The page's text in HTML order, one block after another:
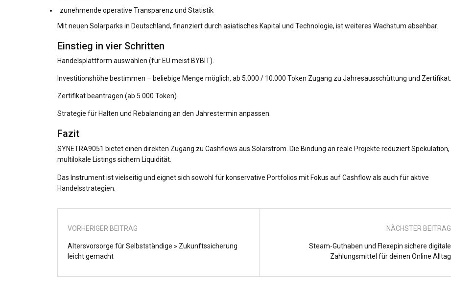
zunehmende operative Transparenz und Statistik
Mit neuen Solarparks in Deutschland, finanziert durch asiatisches Kapital und Technologie, ist weiteres Wachstum absehbar.
Einstieg in vier Schritten
Handelsplattform auswählen (für EU meist BYBIT).
Investitionshöhe bestimmen – beliebige Menge möglich, ab 5.000 / 10.000 Token Zugang zu Jahresausschüttung und Zertifikat.
Zertifikat beantragen (ab 5.000 Token).
Strategie für Halten und Rebalancing an den Jahrestermin anpassen.
Fazit
SYNETRA9051 bietet einen direkten Zugang zu Cashflows aus Solarstrom. Die Bindung an reale Projekte reduziert Spekulation,
multilokale Listings sichern Liquidität.
Das Instrument ist vielseitig und eignet sich sowohl für konservative Portfolios mit Fokus auf Cashflow als auch für aktive
Handelsstrategien.
VORHERIGER BEITRAG
Altersvorsorge für Selbstständige » Zukunftssicherung
leicht gemacht
NÄCHSTER BEITRAG
Steam-Guthaben und Flexepin sichere digitale
Zahlungsmittel für deinen Online Alltag